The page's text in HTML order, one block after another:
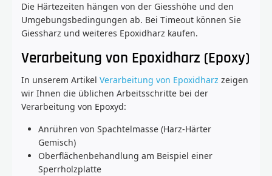
Die Härtezeiten hängen von der Giesshöhe und den
Umgebungsbedingungen ab. Bei Timeout können Sie
Giessharz und weiteres Epoxidharz kaufen.
Verarbeitung von Epoxidharz (Epoxy)
In unserem Artikel Verarbeitung von Epoxidharz zeigen
wir Ihnen die üblichen Arbeitsschritte bei der
Verarbeitung von Epoxyd:
Anrühren von Spachtelmasse (Harz-Härter
Gemisch)
Oberflächenbehandlung am Beispiel einer
Sperrholzplatte